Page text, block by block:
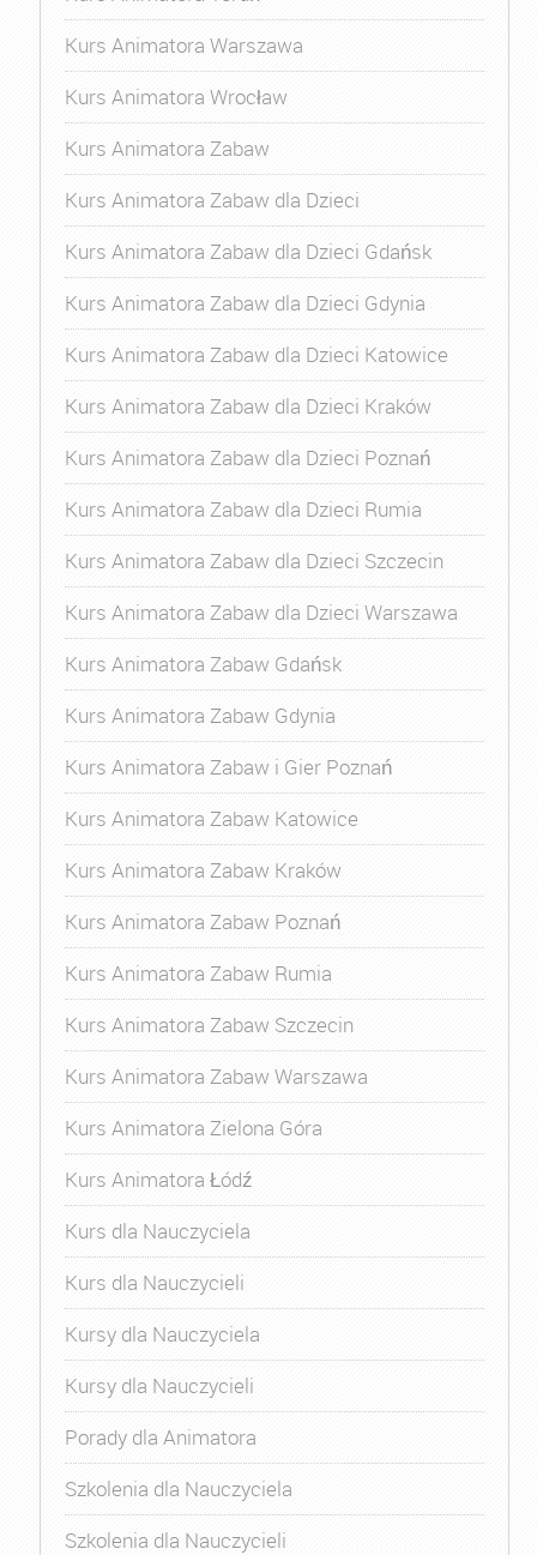
Kurs Animatora Warszawa
Kurs Animatora Wrocław
Kurs Animatora Zabaw
Kurs Animatora Zabaw dla Dzieci
Kurs Animatora Zabaw dla Dzieci Gdańsk
Kurs Animatora Zabaw dla Dzieci Gdynia
Kurs Animatora Zabaw dla Dzieci Katowice
Kurs Animatora Zabaw dla Dzieci Kraków
Kurs Animatora Zabaw dla Dzieci Poznań
Kurs Animatora Zabaw dla Dzieci Rumia
Kurs Animatora Zabaw dla Dzieci Szczecin
Kurs Animatora Zabaw dla Dzieci Warszawa
Kurs Animatora Zabaw Gdańsk
Kurs Animatora Zabaw Gdynia
Kurs Animatora Zabaw i Gier Poznań
Kurs Animatora Zabaw Katowice
Kurs Animatora Zabaw Kraków
Kurs Animatora Zabaw Poznań
Kurs Animatora Zabaw Rumia
Kurs Animatora Zabaw Szczecin
Kurs Animatora Zabaw Warszawa
Kurs Animatora Zielona Góra
Kurs Animatora Łódź
Kurs dla Nauczyciela
Kurs dla Nauczycieli
Kursy dla Nauczyciela
Kursy dla Nauczycieli
Porady dla Animatora
Szkolenia dla Nauczyciela
Szkolenia dla Nauczycieli